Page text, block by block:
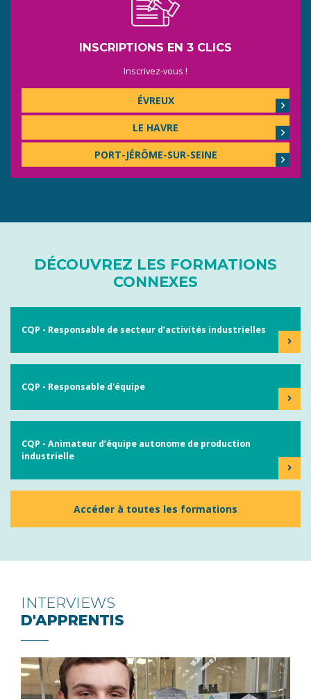
INSCRIPTIONS EN 3 CLICS
Inscrivez-vous !
ÉVREUX
LE HAVRE
PORT-JÉRÔME-SUR-SEINE
DÉCOUVREZ LES FORMATIONS
CONNEXES
CQP - Responsable de secteur d’activités industrielles
CQP - Responsable d'équipe
CQP - Animateur d’équipe autonome de production
industrielle
Accéder à toutes les formations
INTERVIEWS
D'APPRENTIS